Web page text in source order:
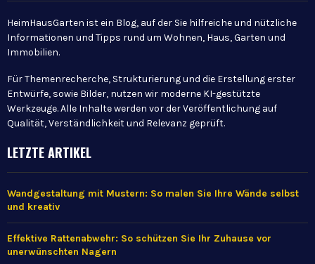
HeimHausGarten ist ein Blog, auf der Sie hilfreiche und nützliche
Informationen und Tipps rund um Wohnen, Haus, Garten und
Immobilien.
Für Themenrecherche, Strukturierung und die Erstellung erster
Entwürfe, sowie Bilder, nutzen wir moderne KI-gestützte
Werkzeuge. Alle Inhalte werden vor der Veröffentlichung auf
Qualität, Verständlichkeit und Relevanz geprüft.
LETZTE ARTIKEL
Wandgestaltung mit Mustern: So malen Sie Ihre Wände selbst
und kreativ
Effektive Rattenabwehr: So schützen Sie Ihr Zuhause vor
unerwünschten Nagern